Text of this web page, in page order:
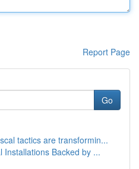
Report Page
Go
tactics are transformin...
Installations Backed by ...